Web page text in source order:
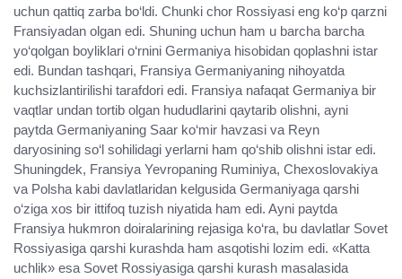
uchun qattiq zarba bo‘ldi. Chunki chor Rossiyasi eng ko‘p qarzni
Fransiyadan olgan edi. Shuning uchun ham u barcha barcha
yo‘qolgan boyliklari o‘rnini Germaniya hisobidan qoplashni istar
edi. Bundan tashqari, Fransiya Germaniyaning nihoyatda
kuchsizlantirilishi tarafdori edi. Fransiya nafaqat Germaniya bir
vaqtlar undan tortib olgan hududlarini qaytarib olishni, ayni
paytda Germaniyaning Saar ko‘mir havzasi va Reyn
daryosining so‘l sohilidagi yerlarni ham qo‘shib olishni istar edi.
Shuningdek, Fransiya Yevropaning Ruminiya, Chexoslovakiya
va Polsha kabi davlatlaridan kelgusida Germaniyaga qarshi
o‘ziga xos bir ittifoq tuzish niyatida ham edi. Ayni paytda
Fransiya hukmron doiralarining rejasiga ko‘ra, bu davlatlar Sovet
Rossiyasiga qarshi kurashda ham asqotishi lozim edi. «Katta
uchlik» esa Sovet Rossiyasiga qarshi kurash masalasida